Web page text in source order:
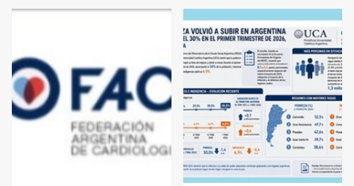
3
en la mañana del lunes
4
Accidente en Ruta 5: falleció un
joven de Trenque Lauquen
Los precios de los combustibles en
La Pampa, desde YPF hasta Axion
entre 857 a 1338 pesos